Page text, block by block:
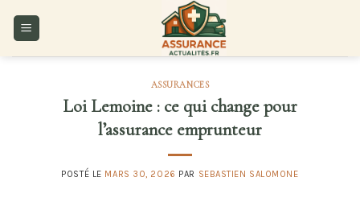
ASSURANCES
Loi Lemoine : ce qui change pour
l’assurance emprunteur
POSTÉ LE MARS 30, 2026 PAR SEBASTIEN SALOMONE